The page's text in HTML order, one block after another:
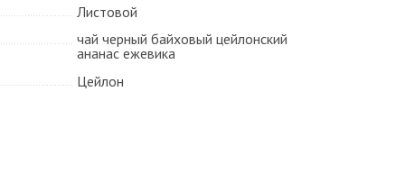
Листовой
чай черный байховый цейлонский
ананас ежевика
Цейлон